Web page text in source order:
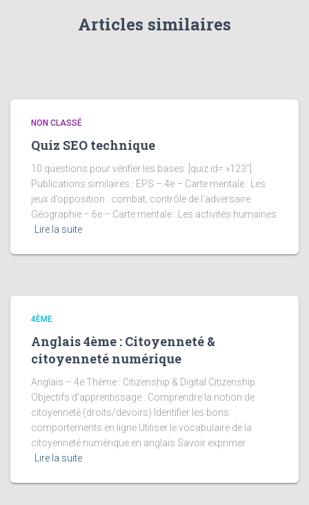
Articles similaires
NON CLASSÉ
Quiz SEO technique
10 questions pour vérifier les bases. [quiz id= »123″]
Publications similaires : EPS – 4e – Carte mentale : Les
jeux d’opposition : combat, contrôle de l’adversaire
Géographie – 6e – Carte mentale : Les activités humaines
Lire la suite
4ÈME
Anglais 4ème : Citoyenneté &
citoyenneté numérique
Anglais – 4e Thème : Citizenship & Digital Citizenship
Objectifs d’apprentissage : Comprendre la notion de
citoyenneté (droits/devoirs) Identifier les bons
comportements en ligne Utiliser le vocabulaire de la
citoyenneté numérique en anglais Savoir exprimer
Lire la suite